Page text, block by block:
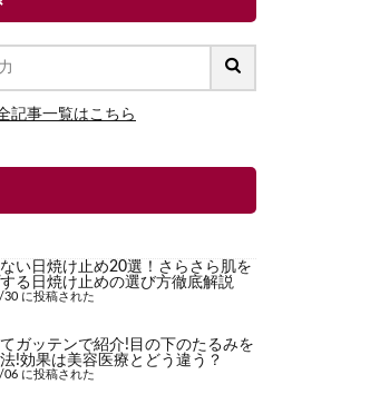
記事一覧はこちら
い日焼け止め20選！さらさら肌を
る日焼け止めの選び方徹底解説
に投稿された
ガッテンで紹介!目の下のたるみを
!効果は美容医療とどう違う？
に投稿された